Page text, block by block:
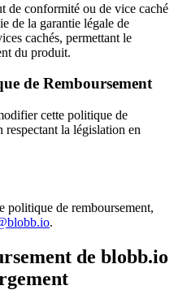
de conformité ou de vice caché
de la garantie légale de
cachés, permettant le
du produit.
de Remboursement
cette politique de
respectant la législation en
politique de remboursement,
.
de blobb.io